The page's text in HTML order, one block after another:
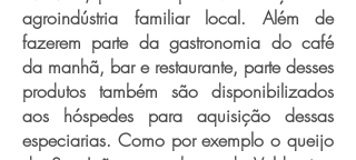
agroindústria familiar local. Além de
fazerem parte da gastronomia do café
da manhã, bar e restaurante, parte desses
produtos também são disponibilizados
aos hóspedes para aquisição dessas
especiarias. Como por exemplo o queijo